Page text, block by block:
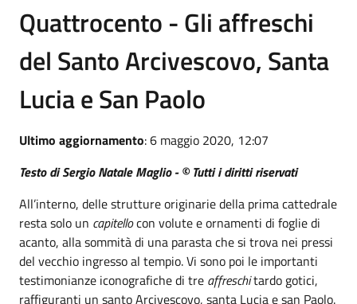
Quattrocento - Gli affreschi
del Santo Arcivescovo, Santa
Lucia e San Paolo
Ultimo aggiornamento: 6 maggio 2020, 12:07
Testo di Sergio Natale Maglio - © Tutti i diritti riservati
All’interno, delle strutture originarie della prima cattedrale
resta solo un capitellocon volute e ornamenti di foglie di
acanto, alla sommità di una parasta che si trova nei pressi
del vecchio ingresso al tempio. Vi sono poi le importanti
testimonianze iconografiche di tre affreschitardo gotici,
raffiguranti un santo Arcivescovo, santa Lucia e san Paolo.